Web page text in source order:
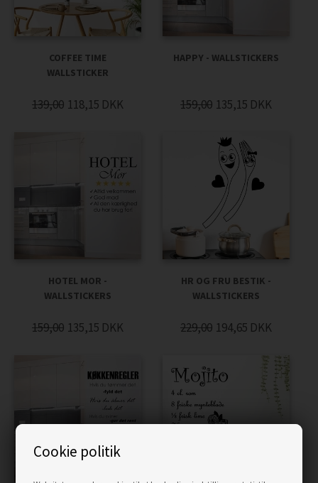
Cookie politik
COFFEE TIME
WALLSTICKER
139,00 118,15 DKK
HAPPY - WALLSTICKERS
159,00 135,15 DKK
HOTEL MOR -
WALLSTICKERS
159,00 135,15 DKK
HR OG FRU BESTIK -
WALLSTICKERS
229,00 194,65 DKK